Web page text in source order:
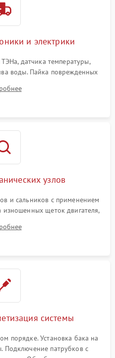
и электрики
датчика температуры,
воды. Пайка поврежденных
проводки и контактов.
узлов
и сальников с применением
изношенных щеток двигателя,
манжеты.
системы
порядке. Установка бака на
Подключение патрубков с